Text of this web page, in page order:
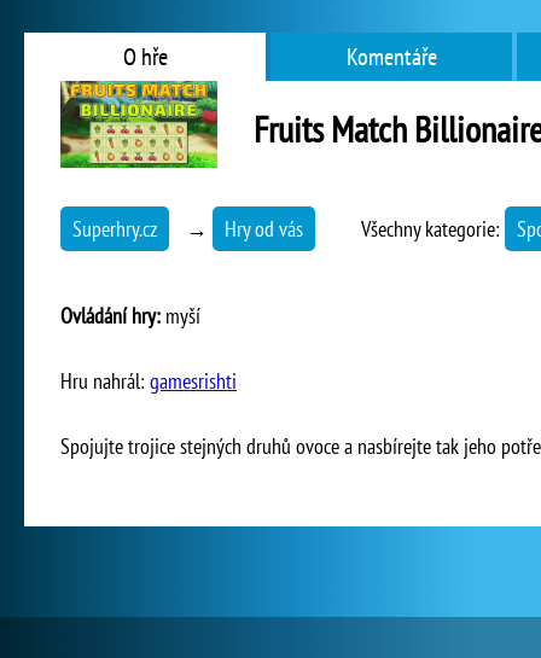
O hře Komentáře
Fruits Match
Superhry.cz → Hry od vás Všechny kategorie:
Ovládání hry: myší
Hru nahrál: gamesrishti
Spojujte trojice stejných druhů ovoce a nasbírejte tak jeho